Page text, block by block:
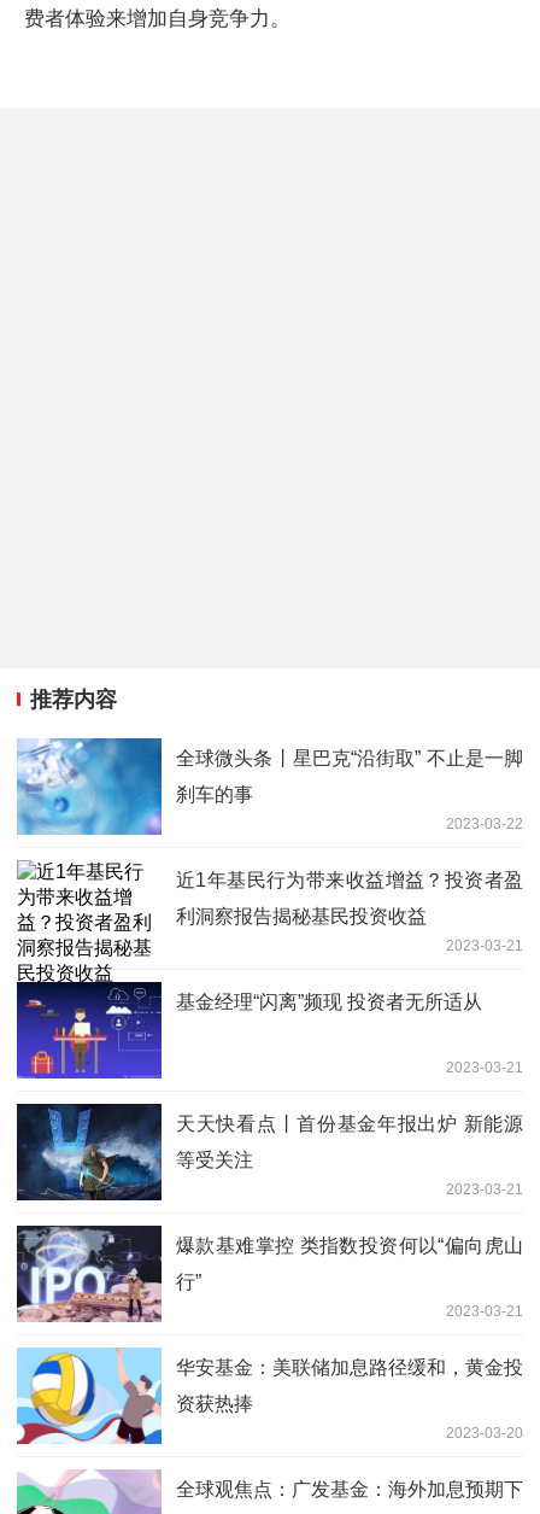
费者体验来增加自身竞争力。
推荐内容
全球微头条丨星巴克“沿街取” 不止是一脚
刹车的事
2023-03-22
近1年基民行为带来收益增益？投资者盈
利洞察报告揭秘基民投资收益
2023-03-21
基金经理“闪离”频现 投资者无所适从
2023-03-21
天天快看点丨首份基金年报出炉 新能源
等受关注
2023-03-21
爆款基难掌控 类指数投资何以“偏向虎山
行”
2023-03-21
华安基金：美联储加息路径缓和，黄金投
资获热捧
2023-03-20
全球观焦点：广发基金：海外加息预期下